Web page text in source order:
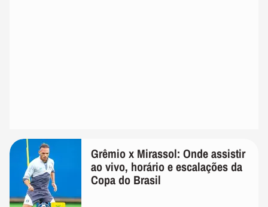
Grêmio x Mirassol: Onde assistir
ao vivo, horário e escalações da
Copa do Brasil